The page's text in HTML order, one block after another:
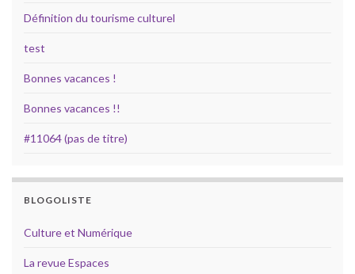
Définition du tourisme culturel
test
Bonnes vacances !
Bonnes vacances !!
#11064 (pas de titre)
BLOGOLISTE
Culture et Numérique
La revue Espaces